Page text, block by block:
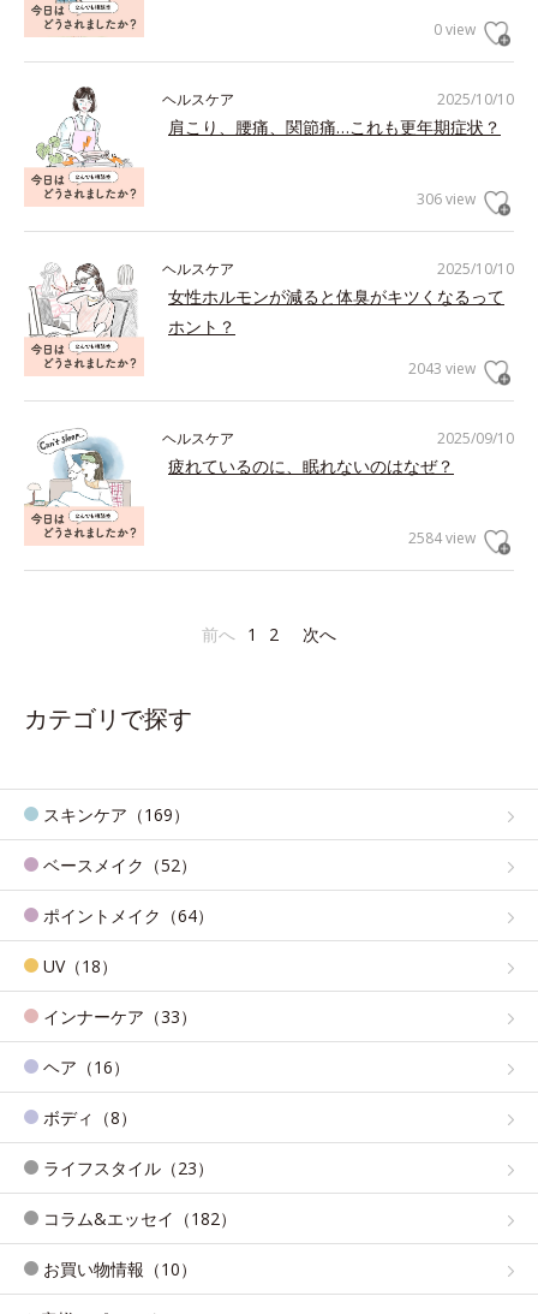
0 view
2025/10/10
ヘルスケア
肩こり、腰痛、関節痛…これも更年期症状？
306 view
2025/10/10
ヘルスケア
女性ホルモンが減ると体臭がキツくなるって
ホント？
2043 view
2025/09/10
ヘルスケア
疲れているのに、眠れないのはなぜ？
2584 view
前へ 1 2 次へ
カテゴリで探す
スキンケア（169）
ベースメイク（52）
ポイントメイク（64）
UV（18）
インナーケア（33）
ヘア（16）
ボディ（8）
ライフスタイル（23）
コラム&エッセイ（182）
お買い物情報（10）